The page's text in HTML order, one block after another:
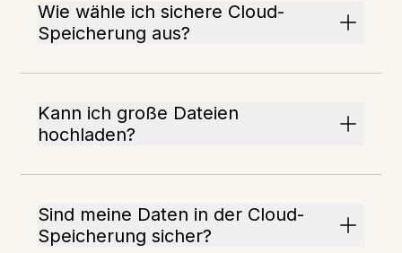
Wie wähle ich sichere Cloud-
Speicherung aus?
Kann ich große Dateien
hochladen?
Sind meine Daten in der Cloud-
Speicherung sicher?